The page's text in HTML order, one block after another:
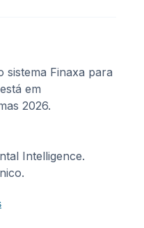
sistema Finaxa para
em
2026.
Intelligence.